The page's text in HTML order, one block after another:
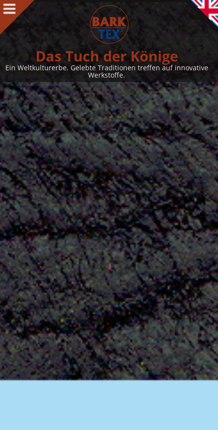
Produkte
Produkte Intro
BARK CLOTH
BARKTEX
VegaPlac
Projekte
Über uns
Über uns Intro
Kontakt
Auszeichnungen
Team
Philosophie & Leitbild
Aktuelles
BarkWorld
Shop
Das Tuch der Könige
Ein Weltkulturerbe. Gelebte Traditionen treffen auf innovative
Werkstoffe.